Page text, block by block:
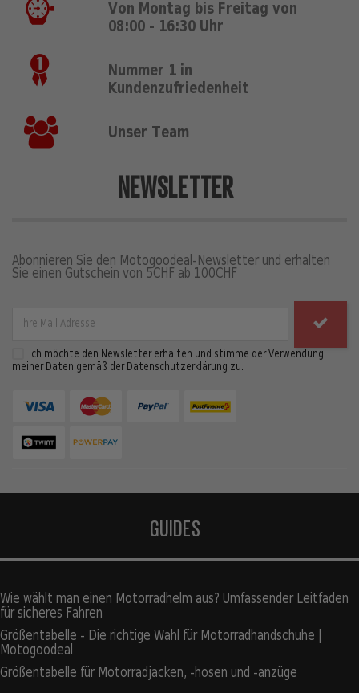
Von Montag bis Freitag von
08:00 - 16:30 Uhr
Nummer 1 in
Kundenzufriedenheit
Unser Team
NEWSLETTER
Abonnieren Sie den Motogoodeal-Newsletter und erhalten
Sie einen Gutschein von 5CHF ab 100CHF
Ich möchte den Newsletter erhalten und stimme der Verwendung
meiner Daten gemäß der Datenschutzerklärung zu.
GUIDES
Wie wählt man einen Motorradhelm aus? Umfassender Leitfaden
für sicheres Fahren
Größentabelle - Die richtige Wahl für Motorradhandschuhe |
Motogoodeal
Größentabelle für Motorradjacken, -hosen und -anzüge